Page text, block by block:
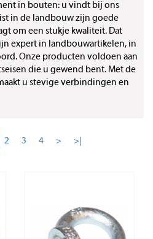
in bouten: u vindt bij ons
in de landbouw zijn goede
om een stukje kwaliteit. Dat
expert in landbouwartikelen, in
Onze producten voldoen aan
die u gewend bent. Met de
u stevige verbindingen en
2 3 4 >
>|